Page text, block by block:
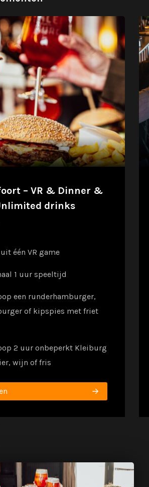
– VR & Dinner &
drinks
één VR game
1 uur speeltijd
een runderhamburger,
of kipspies met friet
2 uur onbeperkt Kleiburg
wijn of fris